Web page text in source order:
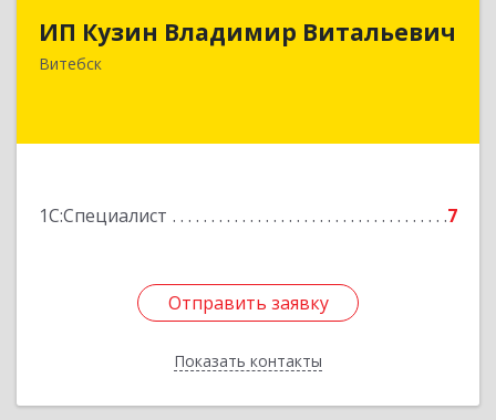
ИП Кузин Владимир Витальевич
Витебск
1С:Специалист 7
Отправить заявку
Показать контакты
Беларусь, 210001, г.Витебск, ул. Ильинского,
Отправить заявку
Назад